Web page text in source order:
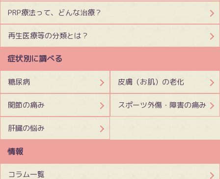
PRP療法って、どんな治療？
再生医療等の分類とは？
症状別に調べる
糖尿病 皮膚（お肌）の老化
関節の痛み スポーツ外傷・障害の痛み
肝臓の悩み
情報
コラム一覧